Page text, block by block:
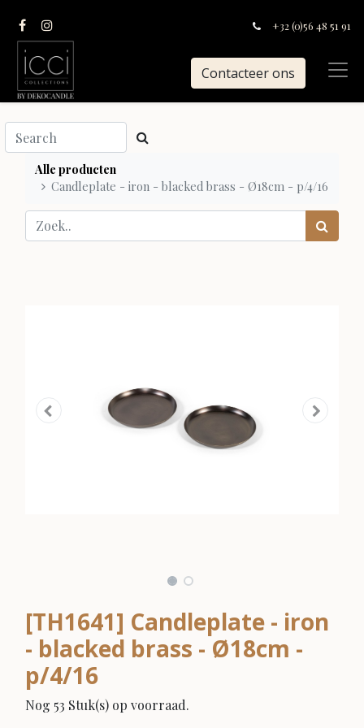
+32 (0)56 48 51 91
Contacteer ons
Alle producten
Candleplate - iron - blacked brass - Ø18cm - p/4/16
[TH1641] Candleplate - iron
- blacked brass - Ø18cm -
p/4/16
Nog 53 Stuk(s) op voorraad.